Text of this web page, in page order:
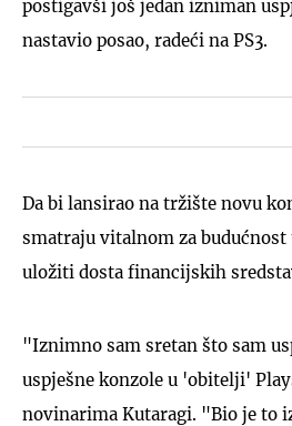
postigavši još jedan izniman
nastavio posao, radeći na PS3.
Da bi lansirao na tržište novu
smatraju vitalnom za
uložiti dosta financijskih
"Iznimno sam sretan što sam
uspješne konzole u 'obitelji'
novinarima Kutaragi. "Bio je to